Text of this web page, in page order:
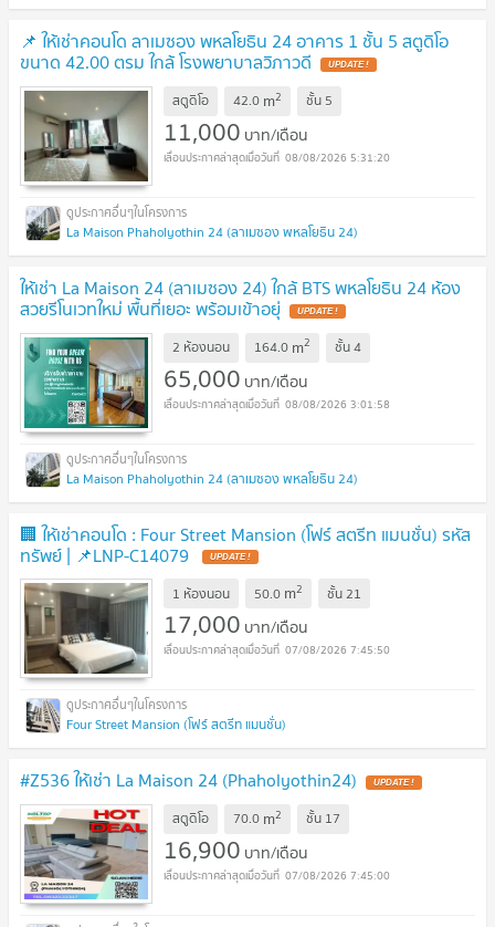
📌 ให้เช่าคอนโด ลาเมซอง พหลโยธิน 24 อาคาร 1 ชั้น 5 สตูดิโอ
ขนาด 42.00 ตรม ใกล้ โรงพยาบาลวิภาวดี
สตูดิโอ 42.0 m2 ชั้น 5
11,000 บาท/เดือน
08/08/2026 5:31:20
La Maison Phaholyothin 24 (ลาเมซอง พหลโยธิน 24)
ให้เช่า La Maison 24 (ลาเมซอง 24) ใกล้ BTS พหลโยธิน 24 ห้อง
สวยรีโนเวทใหม่ พื้นที่เยอะ พร้อมเข้าอยุ่
2 ห้องนอน 164.0 m2 ชั้น4
65,000 บาท/เดือน
08/08/2026 3:01:58
La Maison Phaholyothin 24 (ลาเมซอง พหลโยธิน 24)
🏢 ให้เช่าคอนโด : Four Street Mansion (โฟร์ สตรีท แมนชั่น) รหัส
ทรัพย์ | 📌LNP-C14079
1 ห้องนอน 50.0 m2 ชั้น21
17,000 บาท/เดือน
07/08/2026 7:45:50
Four Street Mansion (โฟร์ สตรีท แมนชั่น)
#Z536 ให้เช่า La Maison 24 (Phaholyothin24)
สตูดิโอ 70.0 m2 ชั้น 17
16,900 บาท/เดือน
07/08/2026 7:45:00